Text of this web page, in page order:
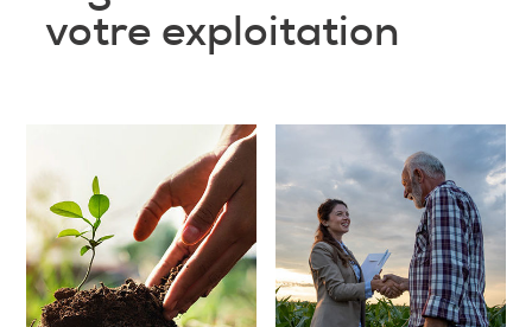
votre exploitation